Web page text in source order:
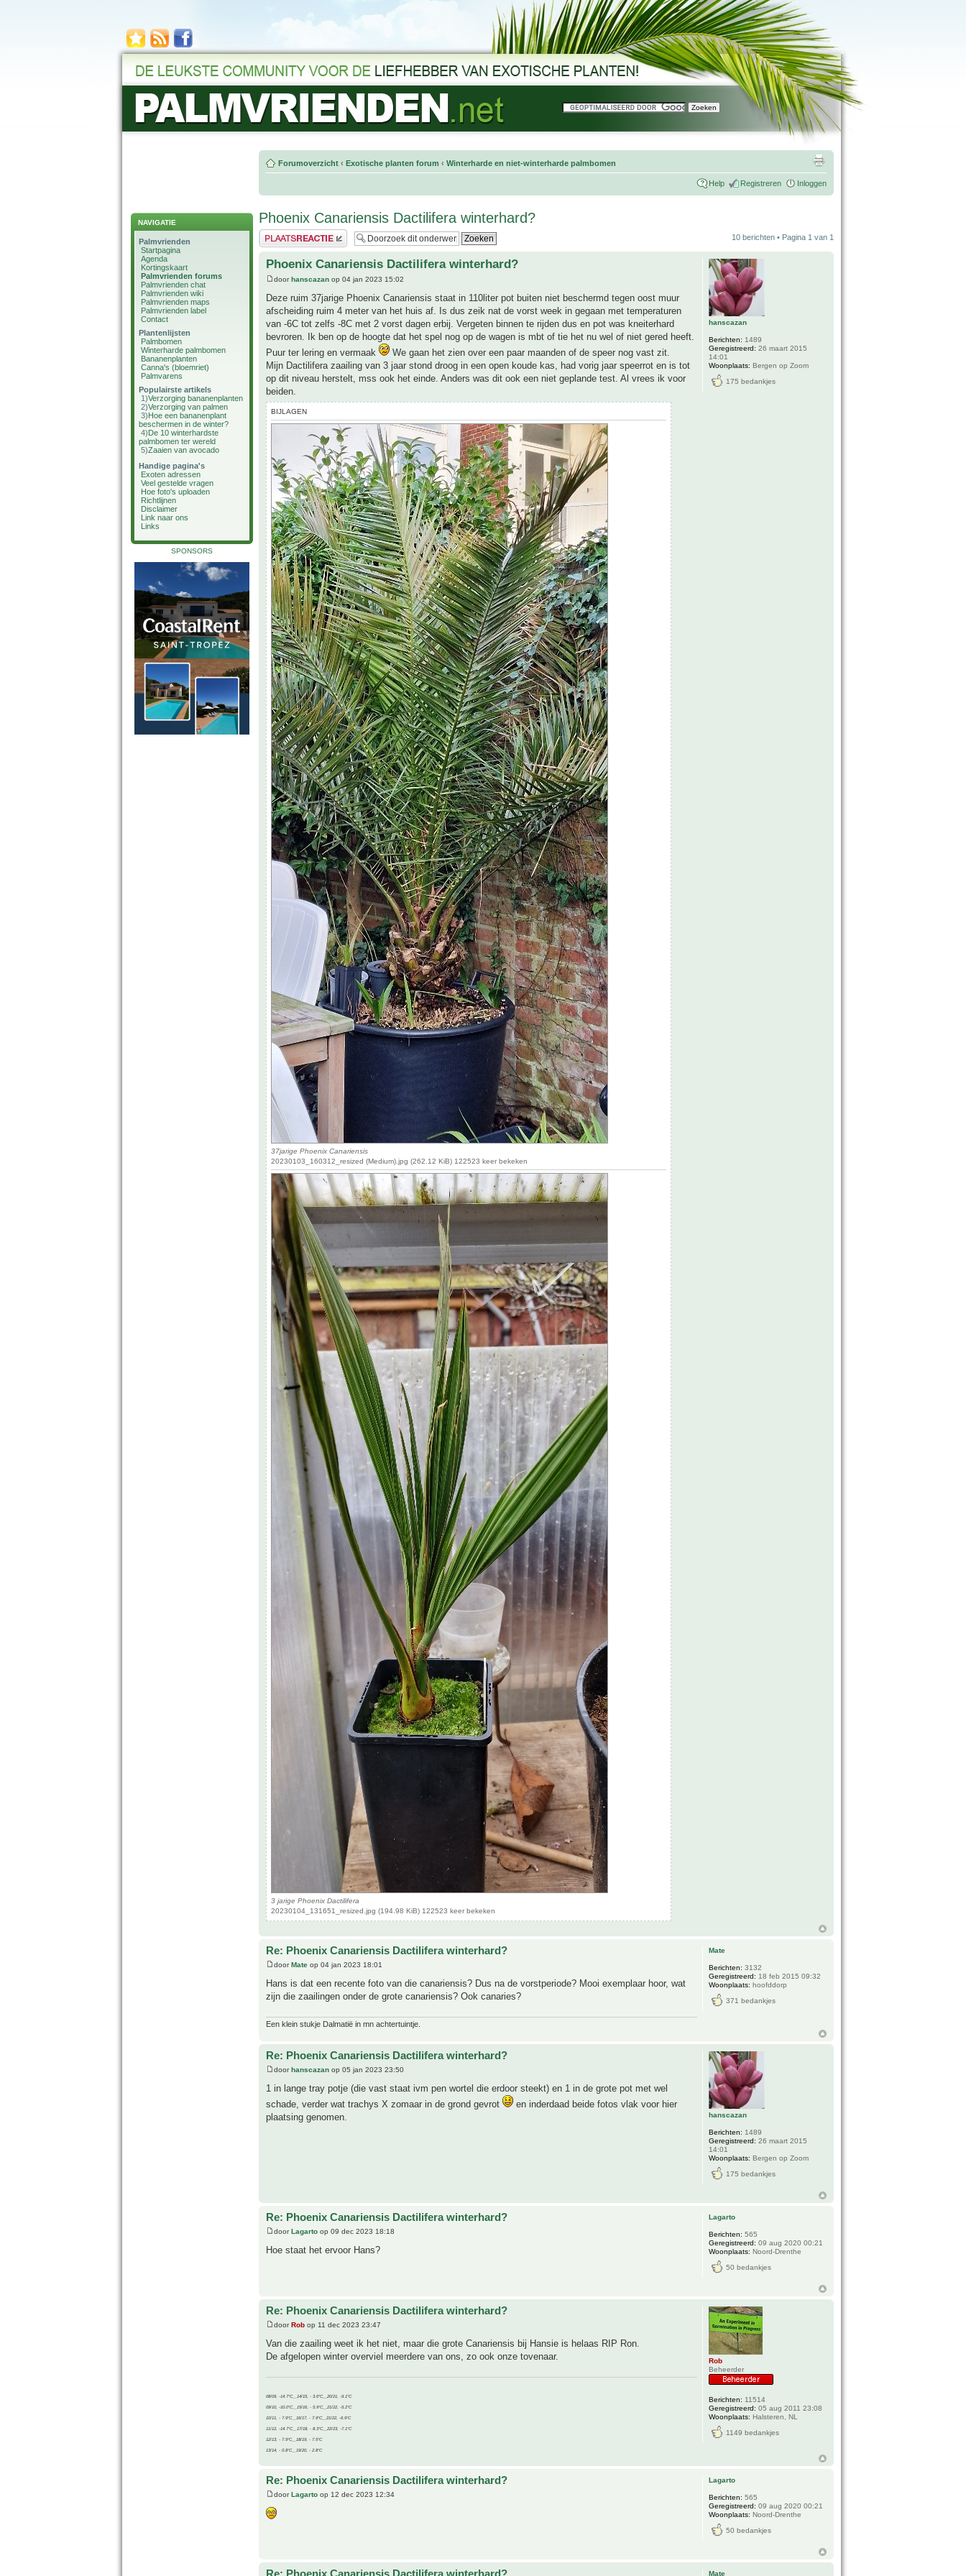
NAVIGATIE
Palmvrienden
Startpagina
Agenda
Kortingskaart
Palmvrienden forums
Palmvrienden chat
Palmvrienden wiki
Palmvrienden maps
Palmvrienden label
Contact
Plantenlijsten
Palmbomen
Winterharde palmbomen
Bananenplanten
Canna's (bloemriet)
Palmvarens
Populairste artikels
1)Verzorging bananenplanten
2)Verzorging van palmen
3)Hoe een bananenplant
beschermen in de winter?
4)De 10 winterhardste
palmbomen ter wereld
5)Zaaien van avocado
Handige pagina's
Exoten adressen
Veel gestelde vragen
Hoe foto's uploaden
Richtlijnen
Disclaimer
Link naar ons
Links
SPONSORS
Forumoverzicht ‹ Exotische planten forum ‹ Winterharde en niet-winterharde palmbomen
Help Registreren Inloggen
Phoenix Canariensis Dactilifera winterhard?
Plaats een reactie 10 berichten • Pagina 1 van 1
Phoenix Canariensis Dactilifera winterhard?
doorhanscazan op 04 jan 2023 15:02
Deze ruim 37jarige Phoenix Canariensis staat in 110liter pot buiten niet beschermd tegen oost muur
afscheiding ruim 4 meter van het huis af. Is dus zeik nat de vorst week in gegaan met temperaturen
van -6C tot zelfs -8C met 2 vorst dagen erbij. Vergeten binnen te rijden dus en pot was kneiterhard
bevroren. Ik ben op de hoogte dat het spel nog op de wagen is mbt of tie het nu wel of niet gered heeft.
Puur ter lering en vermaak
We gaan het zien over een paar maanden of de speer nog vast zit.
Mijn Dactilifera zaailing van 3 jaar stond droog in een open koude kas, had vorig jaar speerrot en is tot
op dit niveau herstelt, mss ook het einde. Anders was dit ook een niet geplande test. Al vrees ik voor
beiden.
BIJLAGEN
37jarige Phoenix Canariensis
20230103_160312_resized (Medium).jpg (262.12 KiB) 122523 keer bekeken
3 jarige Phoenix Dactilifera
20230104_131651_resized.jpg (194.98 KiB) 122523 keer bekeken
hanscazan
Berichten: 1489
Geregistreerd: 26 maart 2015
14:01
Woonplaats: Bergen op Zoom
175 bedankjes
Re: Phoenix Canariensis Dactilifera winterhard?
doorMate op 04 jan 2023 18:01
Hans is dat een recente foto van die canariensis? Dus na de vorstperiode? Mooi exemplaar hoor, wat
zijn die zaailingen onder de grote canariensis? Ook canaries?
Een klein stukje Dalmatië in mn achtertuintje.
Mate
Berichten: 3132
Geregistreerd: 18 feb 2015 09:32
Woonplaats: hoofddorp
371 bedankjes
Re: Phoenix Canariensis Dactilifera winterhard?
doorhanscazan op 05 jan 2023 23:50
1 in lange tray potje (die vast staat ivm pen wortel die erdoor steekt) en 1 in de grote pot met wel
schade, verder wat trachys X zomaar in de grond gevrot
en inderdaad beide fotos vlak voor hier
plaatsing genomen.
hanscazan
Berichten: 1489
Geregistreerd: 26 maart 2015
14:01
Woonplaats: Bergen op Zoom
175 bedankjes
Re: Phoenix Canariensis Dactilifera winterhard?
doorLagarto op 09 dec 2023 18:18
Hoe staat het ervoor Hans?
Lagarto
Berichten: 565
Geregistreerd: 09 aug 2020 00:21
Woonplaats: Noord-Drenthe
50 bedankjes
Re: Phoenix Canariensis Dactilifera winterhard?
doorRob op 11 dec 2023 23:47
Van die zaailing weet ik het niet, maar die grote Canariensis bij Hansie is helaas RIP Ron.
De afgelopen winter overviel meerdere van ons, zo ook onze tovenaar.
08/09, -14.7°C__14/15, - 3.6°C__20/21, -9.1°C
09/10, -10.0°C__15/16, - 5.9°C__21/22, -5.2°C
10/11, - 7.9°C__16/17, - 7.9°C__21/22, -6.9°C
11/12, -14.7°C__17/18, - 8.3°C__22/23, -7.1°C
12/13, - 7.9°C__18/19, - 7.5°C
13/14, - 0.8°C__19/20, - 2.8°C
Rob
Beheerder
Berichten: 11514
Geregistreerd: 05 aug 2011 23:08
Woonplaats: Halsteren, NL
1149 bedankjes
Re: Phoenix Canariensis Dactilifera winterhard?
doorLagarto op 12 dec 2023 12:34
Lagarto
Berichten: 565
Geregistreerd: 09 aug 2020 00:21
Woonplaats: Noord-Drenthe
50 bedankjes
Mate